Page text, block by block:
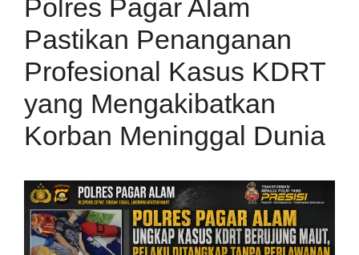
Polres Pagar Alam
Pastikan Penanganan
Profesional Kasus KDRT
yang Mengakibatkan
Korban Meninggal Dunia